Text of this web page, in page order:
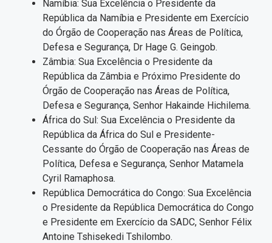
Namíbia: Sua Excelência o Presidente da
República da Namíbia e Presidente em Exercício
do Órgão de Cooperação nas Áreas de Política,
Defesa e Segurança, Dr Hage G. Geingob.
Zâmbia: Sua Excelência o Presidente da
República da Zâmbia e Próximo Presidente do
Órgão de Cooperação nas Áreas de Política,
Defesa e Segurança, Senhor Hakainde Hichilema.
África do Sul: Sua Excelência o Presidente da
República da África do Sul e Presidente-
Cessante do Órgão de Cooperação nas Áreas de
Política, Defesa e Segurança, Senhor Matamela
Cyril Ramaphosa.
República Democrática do Congo: Sua Excelência
o Presidente da República Democrática do Congo
e Presidente em Exercício da SADC, Senhor Félix
Antoine Tshisekedi Tshilombo.